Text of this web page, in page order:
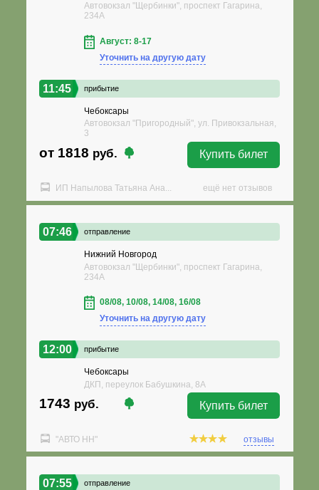
Автовокзал "Щербинки", проспект Гагарина,
234А
Август: 8-17
Уточнить на другую дату
11:45 прибытие
Чебоксары
Автовокзал "Пригородный", ул. Привокзальная,
3
от 1818 руб. Купить билет
ИП Напылова Татьяна Ана... ещё нет отзывов
07:46 отправление
Нижний Новгород
Автовокзал "Щербинки", проспект Гагарина,
234А
08/08, 10/08, 14/08, 16/08
Уточнить на другую дату
12:00 прибытие
Чебоксары
ДКП, переулок Бабушкина, 8А
1743 руб. Купить билет
"АВТО НН" отзывы
07:55 отправление